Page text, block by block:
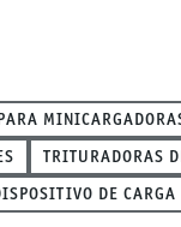
TRITURADORAS
DE CARGA